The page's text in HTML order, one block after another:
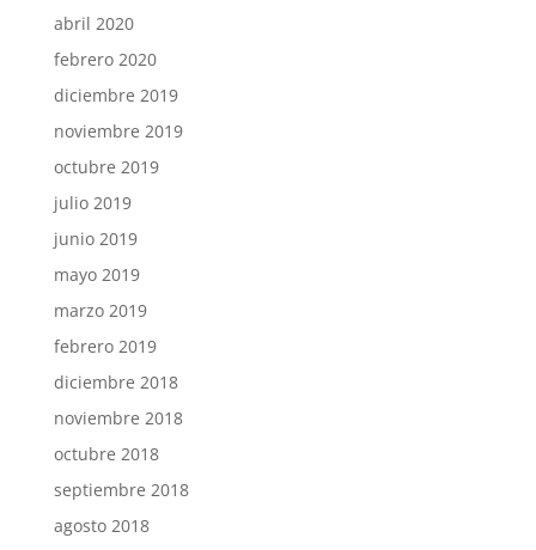
abril 2020
febrero 2020
diciembre 2019
noviembre 2019
octubre 2019
julio 2019
junio 2019
mayo 2019
marzo 2019
febrero 2019
diciembre 2018
noviembre 2018
octubre 2018
septiembre 2018
agosto 2018